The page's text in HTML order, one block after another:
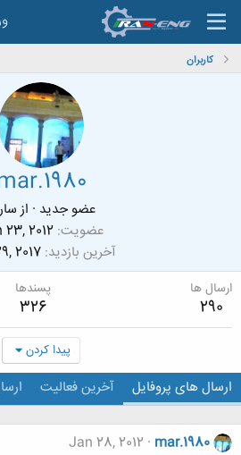
کاربران
عضو جدید · از
عضویت 2012
آخرین بازدید 2017
ارسال ها
290
پسندها
326
پیدا کردن
ارسال های پروفایل آخرین فعالیت
mar.1980
Jan 28, 2012